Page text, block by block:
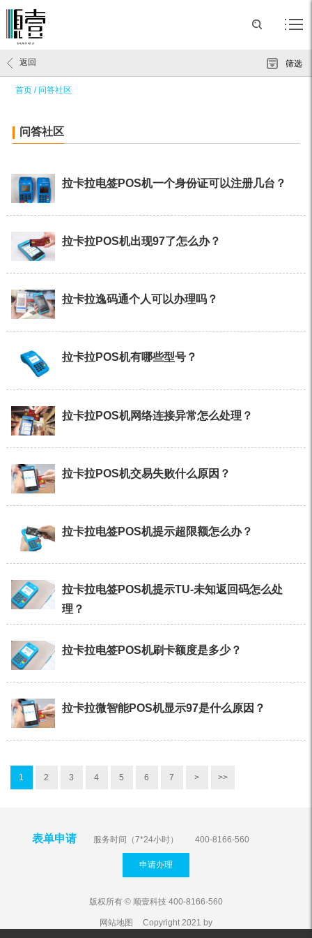
首页 /问答社区
返回 筛选
问答社区
拉卡拉电签POS机一个身份证可以注册几台？
拉卡拉POS机出现97了怎么办？
拉卡拉逸码通个人可以办理吗？
拉卡拉POS机有哪些型号？
拉卡拉POS机网络连接异常怎么处理？
拉卡拉POS机交易失败什么原因？
拉卡拉电签POS机提示超限额怎么办？
拉卡拉电签POS机提示TU-未知返回码怎么处
理？
拉卡拉电签POS机刷卡额度是多少？
拉卡拉微智能POS机显示97是什么原因？
1 2 3 4 5 6 7 > >>
表单申请 服务时间（7*24小时） 400-8166-560
申请办理
版权所有 © 顺壹科技 400-8166-560
网站地图 Copyright 2021 by